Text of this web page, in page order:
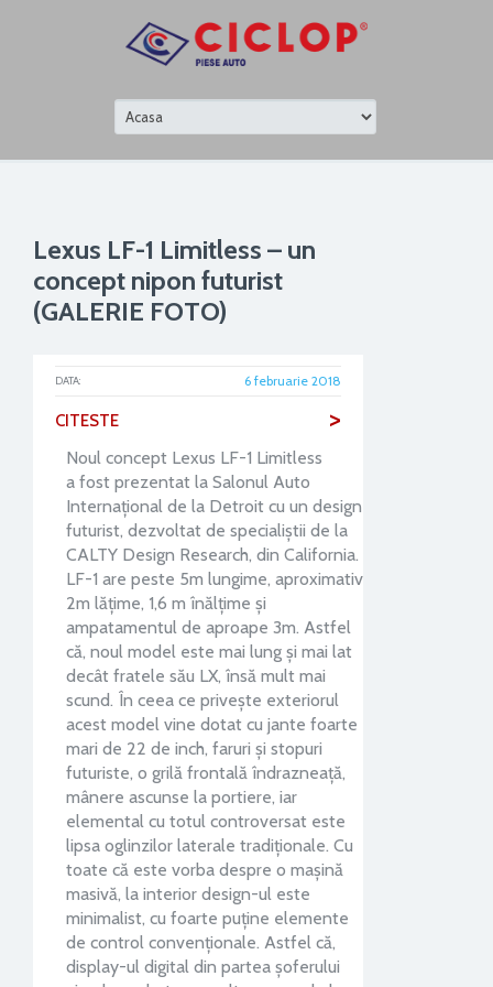
Lexus LF-1 Limitless – un
concept nipon futurist
(GALERIE FOTO)
DATA: 6 februarie 2018
CITESTE >
Noul concept Lexus LF-1 Limitless
a fost prezentat la Salonul Auto
Internațional de la Detroit cu un design
futurist, dezvoltat de specialiștii de la
CALTY Design Research, din California.
LF-1 are peste 5m lungime, aproximativ
2m lățime, 1,6 m înălțime și
ampatamentul de aproape 3m. Astfel
că, noul model este mai lung și mai lat
decât fratele său LX, însă mult mai
scund. În ceea ce privește exteriorul
acest model vine dotat cu jante foarte
mari de 22 de inch, faruri și stopuri
futuriste, o grilă frontală îndrazneață,
mânere ascunse la portiere, iar
elemental cu totul controversat este
lipsa oglinzilor laterale tradiționale. Cu
toate că este vorba despre o mașină
masivă, la interior design-ul este
minimalist, cu foarte puține elemente
de control convenționale. Astfel că,
display-ul digital din partea șoferului